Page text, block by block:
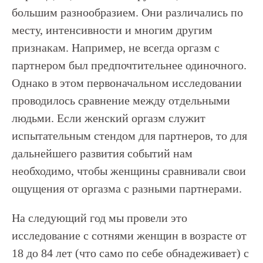
большим разнообразием. Они различались по
месту, интенсивности и многим другим
признакам. Например, не всегда оргазм с
партнером был предпочтительнее одиночного.
Однако в этом первоначальном исследовании
проводилось сравнение между отдельными
людьми. Если женский оргазм служит
испытательным стендом для партнеров, то для
дальнейшего развития событий нам
необходимо, чтобы женщины сравнивали свои
ощущения от оргазма с разными партнерами.
На следующий год мы провели это
исследование с сотнями женщин в возрасте от
18 до 84 лет (что само по себе обнадеживает) с